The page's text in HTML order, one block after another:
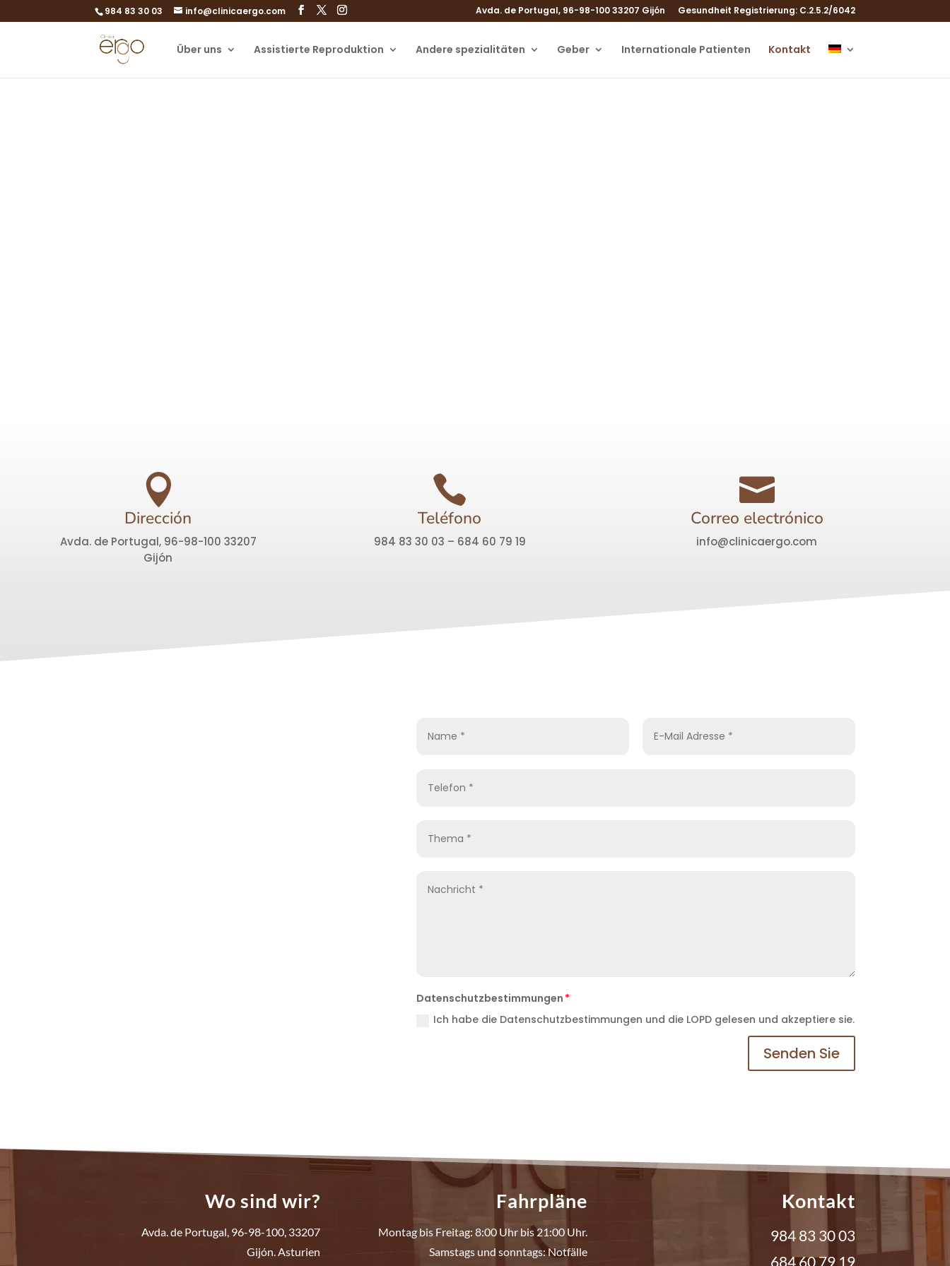
984 83 30 03 info@clinicaergo.com Avda. de Portugal, 96-98-100 33207 Gijón Gesundheit Registrierung: C.2.5.2/6042
Über uns Assistierte Reproduktion Andere spezialitäten Geber Internationale Patienten Kontakt

Dirección
Avda. de Portugal, 96-98-100 33207
Gijón

Teléfono
984 83 30 03 – 684 60 79 19

Correo electrónico
info@clinicaergo.com
Datenschutzbestimmungen
Ich habe die Datenschutzbestimmungen und die LOPD gelesen und akzeptiere sie.
Senden Sie
Wo sind wir?
Avda. de Portugal, 96-98-100, 33207
Gijón. Asturien
Fahrpläne
Montag bis Freitag: 8:00 Uhr bis 21:00 Uhr.
Samstags und sonntags: Notfälle
Kontakt
984 83 30 03
684 60 79 19